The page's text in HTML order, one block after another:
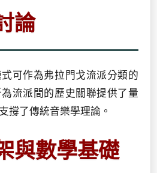
論
可作為弗拉門戈流派分類的
流派間的歷史關聯提供了量
撐了傳統音樂學理論。
與數學基礎